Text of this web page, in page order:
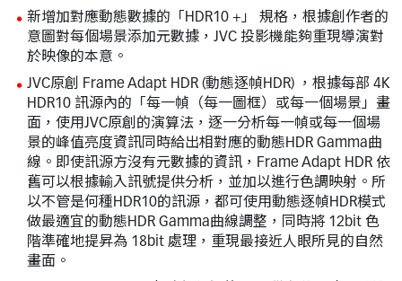
新增加對應動態數據的「HDR10 +」 規格，根據創作者的
意圖對每個場景添加元數據，JVC 投影機能夠重現導演對
於映像的本意。
JVC原創 Frame Adapt HDR (動態逐幀HDR) ，根據每部 4K
HDR10 訊源內的「每一幀（每一圖框）或每一個場景」畫
面，使用JVC原創的演算法，逐一分析每一幀或每一個場
景的峰值亮度資訊同時給出相對應的動態HDR Gamma曲
線。即使訊源方沒有元數據的資訊，Frame Adapt HDR 依
舊可以根據輸入訊號提供分析，並加以進行色調映射。所
以不管是何種HDR10的訊源，都可使用動態逐幀HDR模式
做最適宜的動態HDR Gamma曲線調整，同時將 12bit 色
階準確地提昇為 18bit 處理，重現最接近人眼所見的自然
畫面。